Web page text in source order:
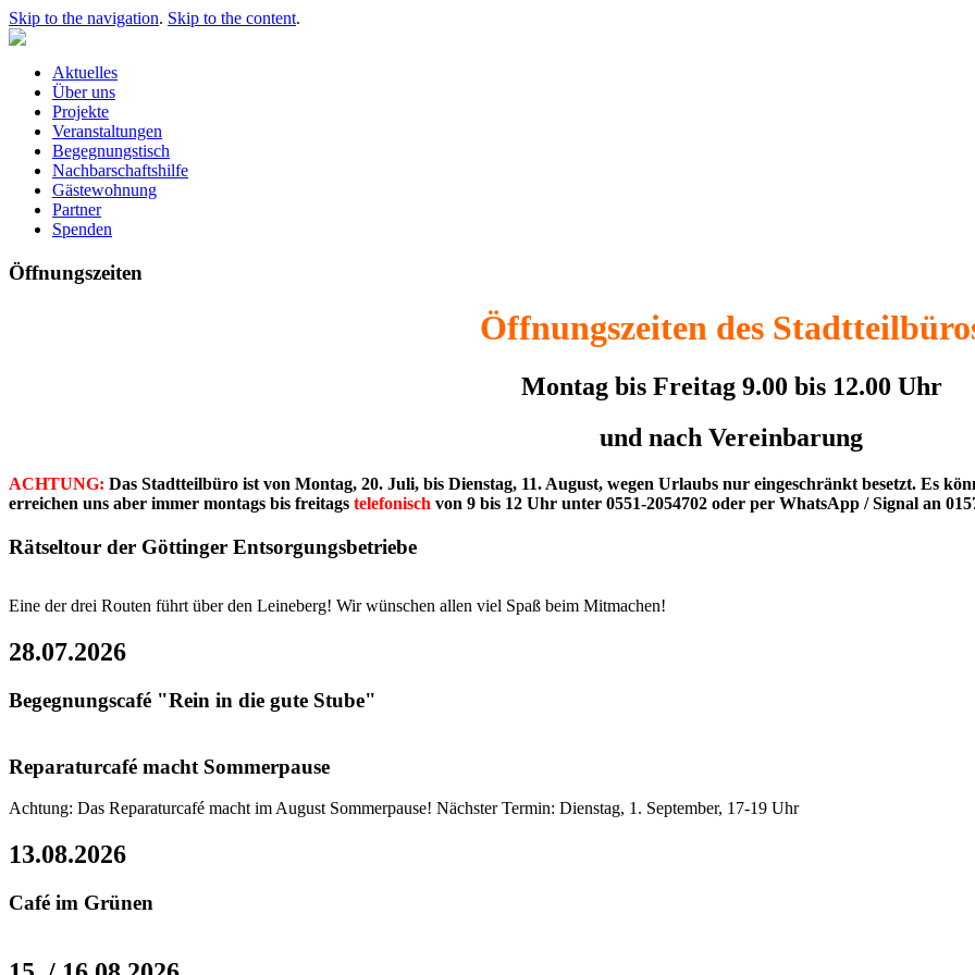
Skip to the navigation. Skip to the content.
Aktuelles
Über uns
Projekte
Veranstaltungen
Begegnungstisch
Nachbarschaftshilfe
Gästewohnung
Partner
Spenden
Öffnungszeiten
Öffnungszeiten des
Montag bis Freitag 9.00 bis 12.00 Uhr
und nach Vereinbarung
ACHTUNG: Das Stadtteilbüro ist von Montag, 20. Juli, bis Dienstag, 11. August, wegen Urlaubs nur eingeschränkt besetzt. Es
erreichen uns aber immer montags bis freitags telefonisch von 9 bis 12 Uhr unter 0551-2054702 oder per WhatsApp / Signal an
Rätseltour der Göttinger Entsorgungsbetriebe
Eine der drei Routen führt über den Leineberg! Wir wünschen allen viel Spaß beim Mitmachen!
28.07.2026
Begegnungscafé "Rein in die gute Stube"
Reparaturcafé macht Sommerpause
Achtung: Das Reparaturcafé macht im August Sommerpause! Nächster Termin: Dienstag, 1. September, 17-19 Uhr
13.08.2026
Café im Grünen